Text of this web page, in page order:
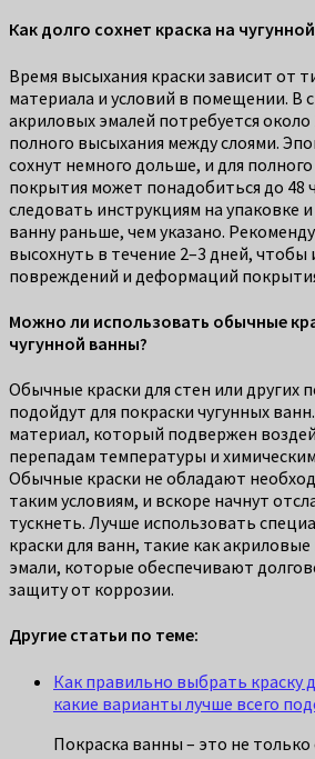
Как долго сохнет краска на
Время высыхания краски зависит от
материала и условий в помещении. В
акриловых эмалей потребуется около
полного высыхания между слоями.
сохнут немного дольше, и для
покрытия может понадобиться до 48
следовать инструкциям на упаковке
ванну раньше, чем указано.
высохнуть в течение 2–3 дней, чтобы
повреждений и деформаций
Можно ли использовать обычные
чугунной ванны?
Обычные краски для стен или других
подойдут для покраски чугунных
материал, который подвержен
перепадам температуры и
Обычные краски не обладают
таким условиям, и вскоре начнут
тускнеть. Лучше использовать
краски для ванн, такие как
эмали, которые обеспечивают
защиту от коррозии.
Другие статьи по теме:
Как правильно выбрать краску
какие варианты лучше всего
Покраска ванны – это не